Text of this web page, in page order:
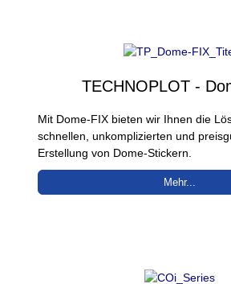
TECHNOPLOT -
Mit Dome-FIX bieten wir Ihnen die
schnellen, unkomplizierten und
Erstellung von Dome-Stickern.
Mehr...